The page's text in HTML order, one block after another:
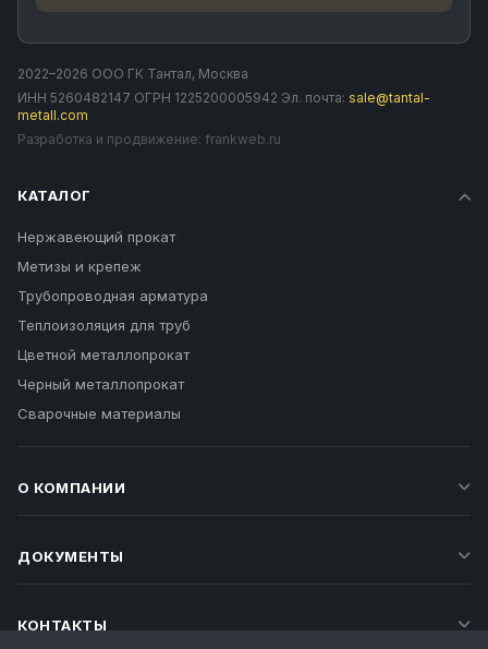
2022–2026 ООО ГК Тантал, Москва
ИНН 5260482147 ОГРН 1225200005942 Эл. почта: sale@tantal-
metall.com
Разработка и продвижение: frankweb.ru
КАТАЛОГ
Нержавеющий прокат
Метизы и крепеж
Трубопроводная арматура
Теплоизоляция для труб
Цветной металлопрокат
Черный металлопрокат
Сварочные материалы
О КОМПАНИИ
ДОКУМЕНТЫ
КОНТАКТЫ